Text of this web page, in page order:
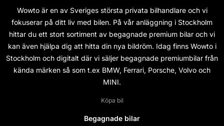
Wowto är en av Sveriges största privata bilhandlare och vi
fokuserar på ditt liv med bilen. På vår anläggning i Stockholm
hittar du ett stort sortiment av begagnade premium bilar och vi
kan även hjälpa dig att hitta din nya bildröm. Idag finns Wowto i
Stockholm och digitalt där vi säljer begagnade premiumbilar från
kända märken så som t.ex BMW, Ferrari, Porsche, Volvo och
MINI.
Köpa bil
Begagnade bilar